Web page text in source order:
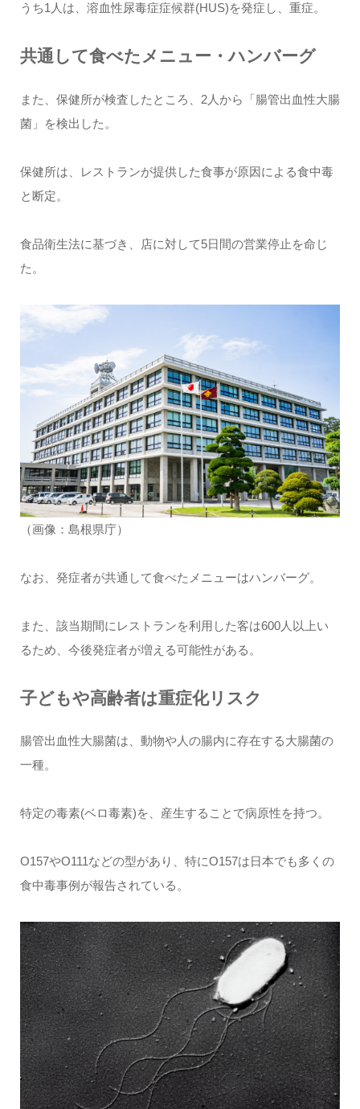
うち1人は、溶血性尿毒症症候群(HUS)を発症し、重症。
共通して食べたメニュー・ハンバーグ
また、保健所が検査したところ、2人から「腸管出血性大腸
菌」を検出した。
保健所は、レストランが提供した食事が原因による食中毒
と断定。
食品衛生法に基づき、店に対して5日間の営業停止を命じ
た。
（画像：島根県庁）
なお、発症者が共通して食べたメニューはハンバーグ。
また、該当期間にレストランを利用した客は600人以上い
るため、今後発症者が増える可能性がある。
子どもや高齢者は重症化リスク
腸管出血性大腸菌は、動物や人の腸内に存在する大腸菌の
一種。
特定の毒素(ベロ毒素)を、産生することで病原性を持つ。
O157やO111などの型があり、特にO157は日本でも多くの
食中毒事例が報告されている。